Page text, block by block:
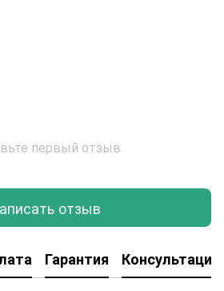
первый отзыв
отзыв
Гарантия Консультация